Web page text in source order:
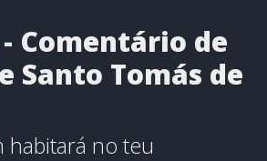
Comentário de
Santo Tomás de
habitará no teu